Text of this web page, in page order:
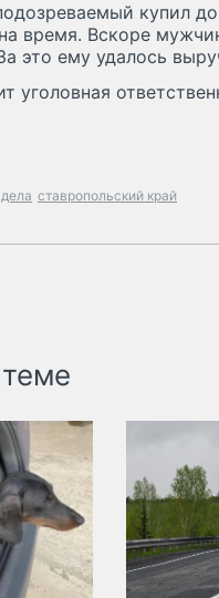
купил
время. Вскоре
это ему удалось
уголовная
ставропольский край